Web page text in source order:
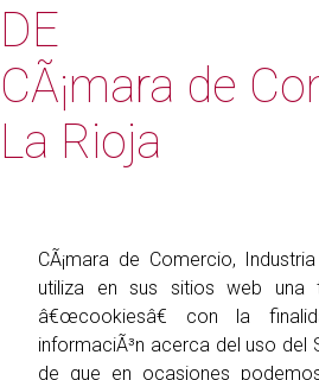
DE
CÃ¡mara de
La Rioja
CÃ¡mara de Comercio,
utiliza en sus sitios web una
â€œcookiesâ€ con la
informaciÃ³n acerca del uso del
de que en ocasiones